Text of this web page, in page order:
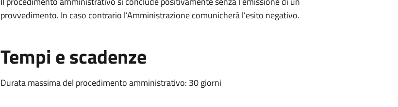
provvedimento. In caso contrario l’Amministrazione comunicherà l’esito negativo.
Tempi e scadenze
Durata massima del procedimento amministrativo: 30 giorni